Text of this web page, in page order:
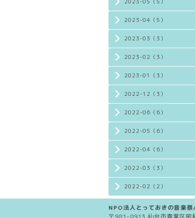
2023-04（5）
2023-03（3）
2023-02（3）
2023-01（3）
2022-12（3）
2022-06（6）
2022-05（6）
2022-04（6）
2022-03（3）
2022-02（2）
NPO法人とっておきの音楽
〒981-0913 仙台市青葉区